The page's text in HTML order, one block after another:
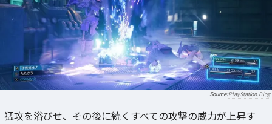
PlayStation.Blog
猛攻を浴びせ、その後に続くすべての攻撃の威力が上昇す